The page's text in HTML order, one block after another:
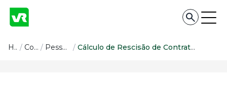
Conteúdo
Home / Conteúdo / Pessoas e Cultura / Cálculo de Rescisão de Contrato de Trabalho: Aprenda a Fazer de Forma Correta